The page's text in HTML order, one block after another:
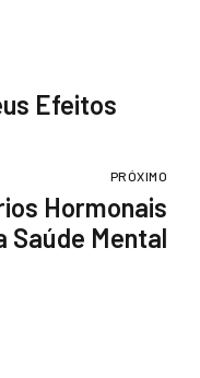
Efeitos
PRÓXIMO
Hormonais
Saúde Mental